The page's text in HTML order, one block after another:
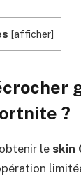
[afficher]
?
le skin